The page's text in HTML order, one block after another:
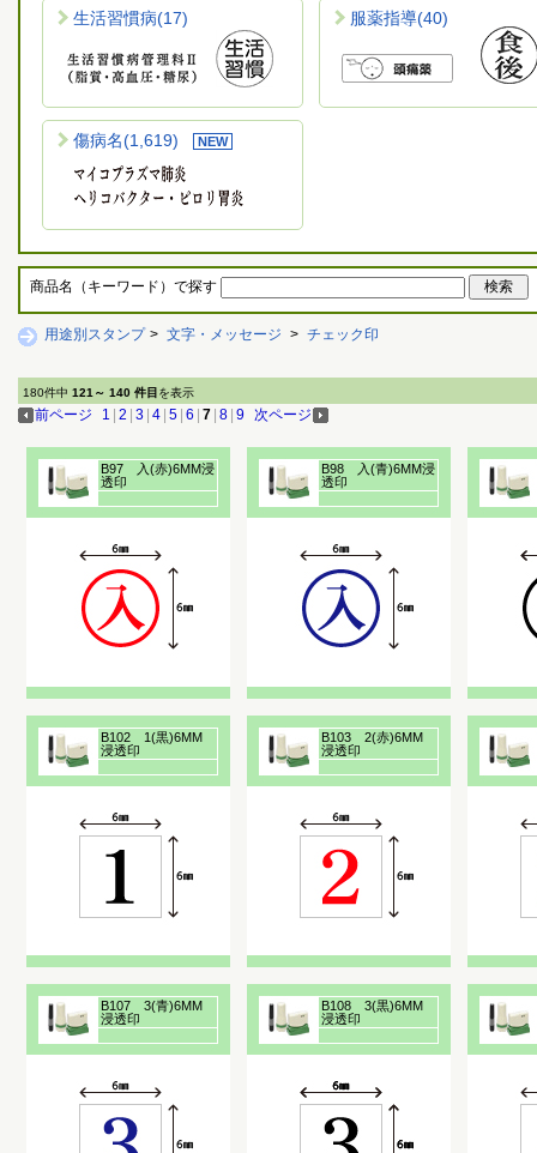
生活習慣病(17) 服薬指導(40)
傷病名(1,619)
商品名（キーワード）で探す
用途別スタンプ > 文字・メッセージ > チェック印
180件中 121～ 140 件目 を表示
前ページ 1 2 3 4 5 6 7 8 9 次ページ
B97 入(赤)6MM浸
透印
B98 入(青)6MM浸
透印
B102 1(黒)6MM
浸透印
B103 2(赤)6MM
浸透印
B107 3(青)6MM
浸透印
B108 3(黒)6MM
浸透印